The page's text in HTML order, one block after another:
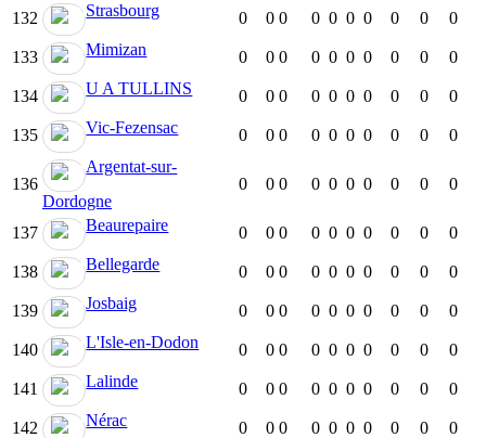
132 Strasbourg 0 0 0 0 0 0 0 0 0 0
133 Mimizan 0 0 0 0 0 0 0 0 0 0
134 U A TULLINS 0 0 0 0 0 0 0 0 0 0
135 Vic-Fezensac 0 0 0 0 0 0 0 0 0 0
136
Argentat-sur-
Dordogne
0 0 0 0 0 0 0 0 0 0
137 Beaurepaire 0 0 0 0 0 0 0 0 0 0
138 Bellegarde 0 0 0 0 0 0 0 0 0 0
139 Josbaig 0 0 0 0 0 0 0 0 0 0
140 L'Isle-en-Dodon 0 0 0 0 0 0 0 0 0 0
141 Lalinde 0 0 0 0 0 0 0 0 0 0
142 Nérac 0 0 0 0 0 0 0 0 0 0